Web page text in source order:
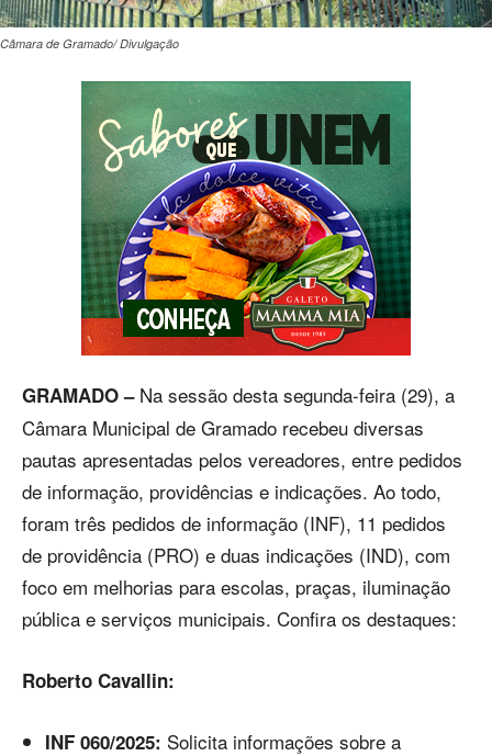
Câmara de Gramado/ Divulgação
GRAMADO – Na sessão desta segunda-feira (29), a
Câmara Municipal de Gramado recebeu diversas
pautas apresentadas pelos vereadores, entre pedidos
de informação, providências e indicações. Ao todo,
foram três pedidos de informação (INF), 11 pedidos
de providência (PRO) e duas indicações (IND), com
foco em melhorias para escolas, praças, iluminação
pública e serviços municipais. Confira os destaques:
Roberto Cavallin:
INF 060/2025: Solicita informações sobre a